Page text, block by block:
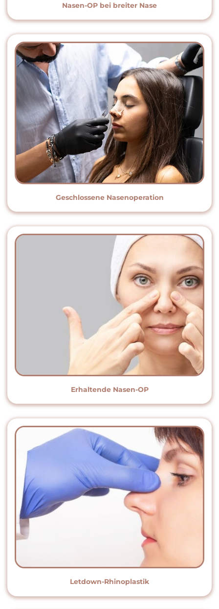
Nasen-OP bei breiter Nase
Geschlossene Nasenoperation
Erhaltende Nasen-OP
Letdown-Rhinoplastik